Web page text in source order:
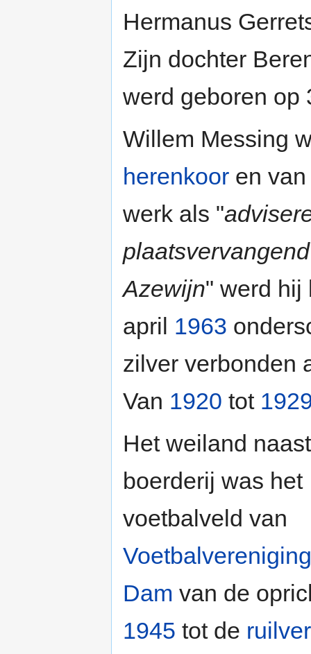
Hermanus
Zijn dochter
werd geboren
Willem Messing
herenkoor en
werk als "
Azewijn" werd hij
april 1963
zilver verbonden
Van 1920 tot
Het weiland
boerderij was het
voetbalveld van
Dam van de
1945 tot de